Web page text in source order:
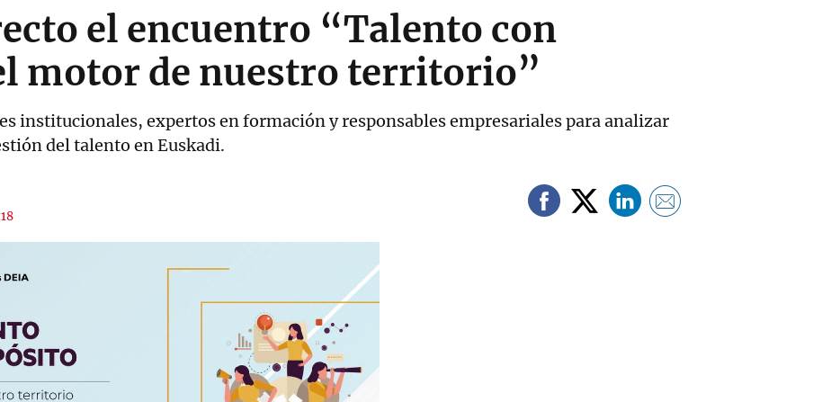
el encuentro “Talento con
motor de nuestro territorio”
institucionales, expertos en formación y responsables empresariales para analizar
del talento en Euskadi.